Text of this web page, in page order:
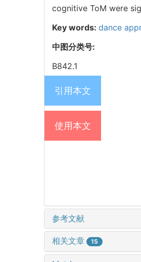
cognitive ToM were
Key words: dance
中图分类号:
B842.1
引用本文
使用本文
参考文献
相关文章 15